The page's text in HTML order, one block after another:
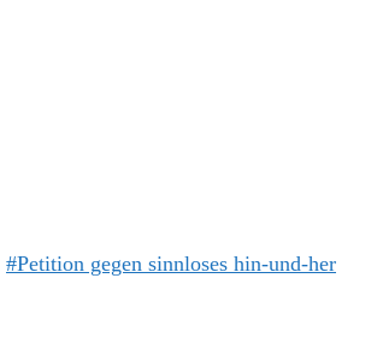
#Petition gegen sinnloses hin-und-her